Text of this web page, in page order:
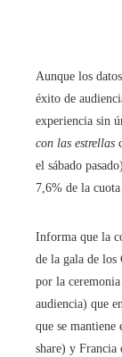
Aunque los
éxito de
experiencia sin
con las estrellas
el sábado
7,6% de la
Informa que la
de la gala de los
por la
audiencia) que
que se mantiene
share) y Francia